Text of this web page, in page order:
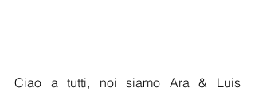
Ciao a tutti, noi siamo Ara & Luis